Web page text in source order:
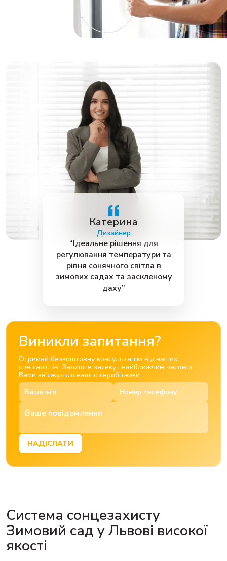
Катерина
Дизайнер
“Ідеальне рішення для
регулювання температури та
рівня сонячного світла в
зимових садах та заскленому
даху”
Виникли запитання?
Отримай безкоштовну консультацію від наших
спеціалістів. Залиште заявку і найближчим часом з
Вами зв’яжуться наші співробітники.
НАДІСЛАТИ
Система сонцезахисту
Зимовий сад у Львові високої
якості